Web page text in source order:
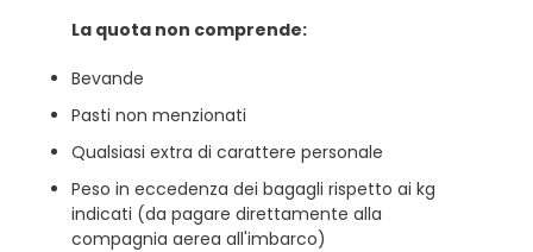
La quota non comprende:
Bevande
Pasti non menzionati
Qualsiasi extra di carattere personale
Peso in eccedenza dei bagagli rispetto ai kg
indicati (da pagare direttamente alla
compagnia aerea all'imbarco)